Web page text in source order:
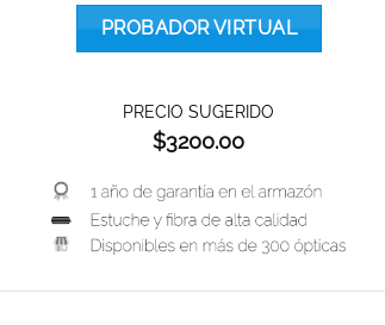
PROBADOR VIRTUAL
PRECIO SUGERIDO
$3200.00